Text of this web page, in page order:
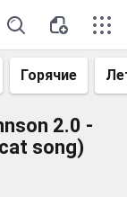
Горячие
2.0 -
song)